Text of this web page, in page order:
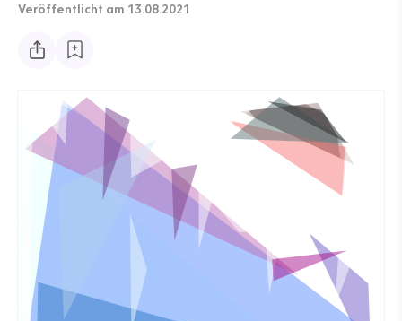
Veröffentlicht am 13.08.2021